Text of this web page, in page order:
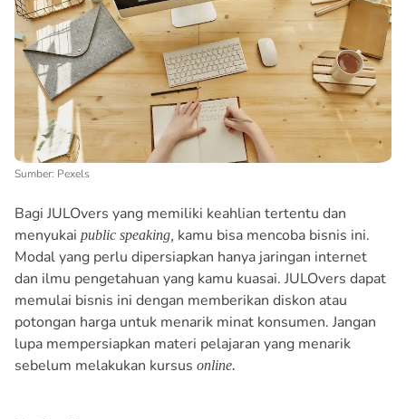
Sumber: Pexels
Bagi JULOvers yang memiliki keahlian tertentu dan
menyukai public speaking, kamu bisa mencoba bisnis ini.
Modal yang perlu dipersiapkan hanya jaringan internet
dan ilmu pengetahuan yang kamu kuasai. JULOvers dapat
memulai bisnis ini dengan memberikan diskon atau
potongan harga untuk menarik minat konsumen. Jangan
lupa mempersiapkan materi pelajaran yang menarik
sebelum melakukan kursus online.